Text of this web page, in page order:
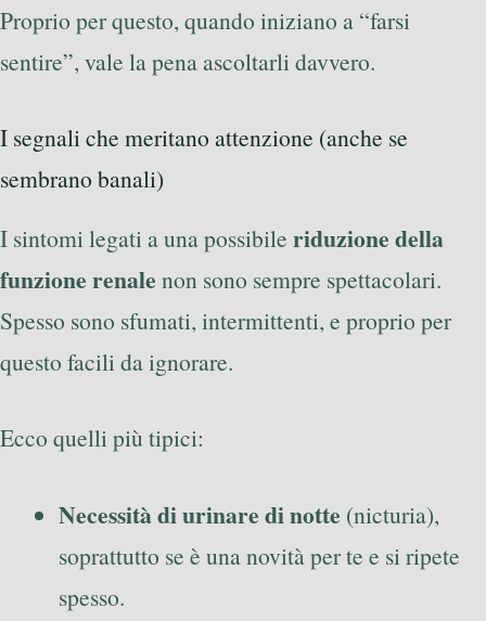
Proprio per questo, quando iniziano a “farsi
sentire”, vale la pena ascoltarli davvero.
I segnali che meritano attenzione (anche se
sembrano banali)
I sintomi legati a una possibile riduzione della
funzione renale non sono sempre spettacolari.
Spesso sono sfumati, intermittenti, e proprio per
questo facili da ignorare.
Ecco quelli più tipici:
Necessità di urinare di notte (nicturia),
soprattutto se è una novità per te e si ripete
spesso.